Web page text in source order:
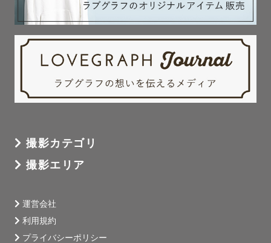
撮影カテゴリ
撮影エリア
運営会社
利用規約
プライバシーポリシー